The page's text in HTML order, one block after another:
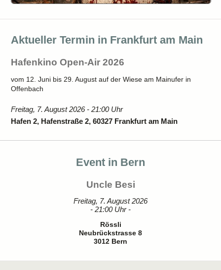
Aktueller Termin in Frankfurt am Main
Hafenkino Open-Air 2026
vom 12. Juni bis 29. August auf der Wiese am Mainufer in
Offenbach
Freitag, 7. August 2026 - 21:00 Uhr
Hafen 2, Hafenstraße 2, 60327 Frankfurt am Main
Event in Bern
Uncle Besi
Freitag, 7. August 2026
- 21:00 Uhr -
Rössli
Neubrückstrasse 8
3012 Bern